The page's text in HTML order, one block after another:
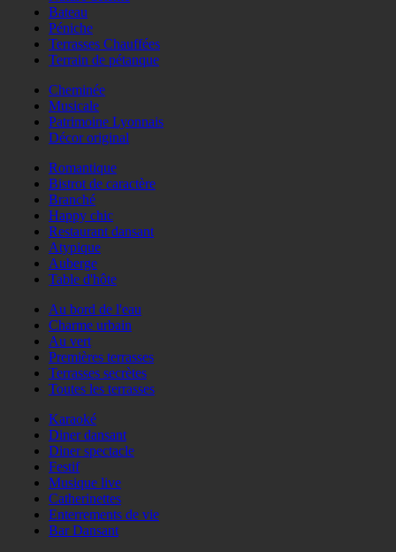
Bateau
Péniche
Terrasses Chauffées
Terrain de pétanque
Cheminée
Musicale
Patrimoine Lyonnais
Décor original
Romantique
Bistrot de caractère
Branché
Happy chic
Restaurant dansant
Atypique
Auberge
Table d'hôte
Au bord de l'eau
Charme urbain
Au vert
Premières terrasses
Terrasses secrètes
Toutes les terrasses
Karaoké
Diner dansant
Diner spectacle
Festif
Musique live
Catherinettes
Enterrements de vie
Bar Dansant